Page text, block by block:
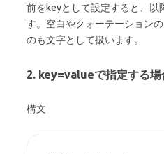
前をkeyとして設定すると、以
す。空白やクォーテーション
のも文字として扱います。
2. key=valueで指定する場
構文